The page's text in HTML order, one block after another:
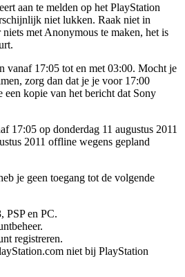
aan te melden op het PlayStation
niet lukken. Raak niet in
met Anonymous te maken, het is
vanaf 17:05 tot en met 03:00. Mocht je
zorg dan dat je je voor 17:00
kopie van het bericht dat Sony
17:05 op donderdag 11 augustus 2011
2011 offline wegens gepland
je geen toegang tot de volgende
PSP en PC.
registreren.
niet bij PlayStation